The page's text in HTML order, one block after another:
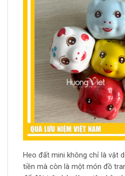
Heo đất mini không chỉ là vật
tiền mà còn là một món đồ